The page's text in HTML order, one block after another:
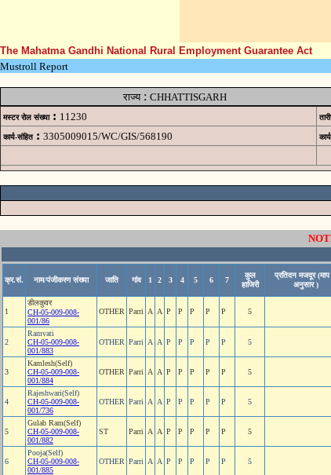
The Mahatma Gandhi National Rural Employment Guarantee Act
Mustroll Report
राज्य: CHHATTISGARH
मस्टर रोल संख्या : 11230
कार्य-संहित : 3305009015/WC/GIS/568190
क्र.सं. नाम/पंजीकरण संख्या जाति गांव 1 2 3 4 5 6 7
कुल
हाजिरी
प्रतिदन मजदूर
अनुसार )
1
डीलकुवर
CH-05-009-008-
001/86
OTHER Parri A A P P P P P 5
2
Ramvati
CH-05-009-008-
001/883
OTHER Parri A A P P P P P 5
3
Kamlesh(Self)
CH-05-009-008-
001/884
OTHER Parri A A P P P P P 5
4
Rajeshwari(Self)
CH-05-009-008-
001/736
OTHER Parri A A P P P P P 5
5
Gulab Ram(Self)
CH-05-009-008-
001/882
ST Parri A A P P P P P 5
6
Pooja(Self)
CH-05-009-008-
001/885
OTHER Parri A A P P P P P 5